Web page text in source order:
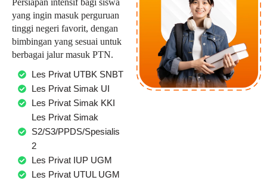
yang ingin masuk perguruan
tinggi negeri favorit, dengan
bimbingan yang sesuai untuk
berbagai jalur masuk PTN.
Les Privat UTBK SNBT
Les Privat Simak UI
Les Privat Simak KKI
Les Privat Simak
S2/S3/PPDS/Spesialis
2
Les Privat IUP UGM
Les Privat UTUL UGM